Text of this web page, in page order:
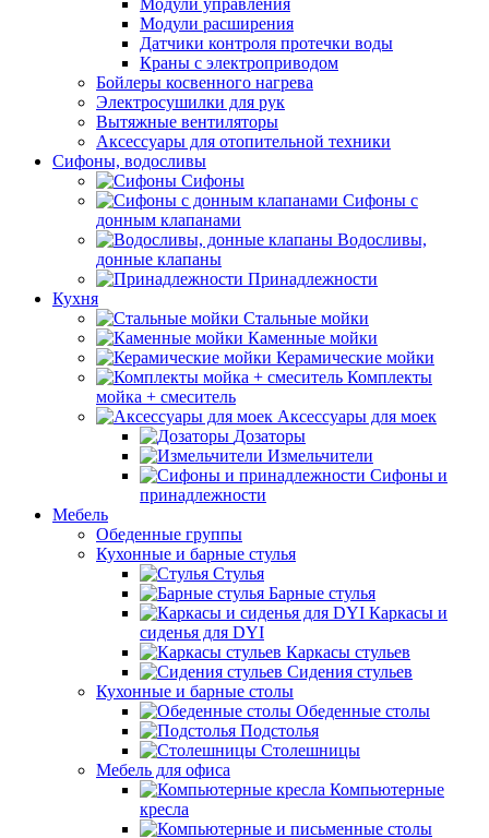
Модули управления
Модули расширения
Датчики контроля протечки воды
Краны с электроприводом
Бойлеры косвенного нагрева
Электросушилки для рук
Вытяжные вентиляторы
Аксессуары для отопительной техники
Сифоны, водосливы
Сифоны
Сифоны с
донным клапанами
Водосливы,
донные клапаны
Принадлежности
Кухня
Стальные мойки
Каменные мойки
Керамические мойки
Комплекты
мойка + смеситель
Аксессуары для моек
Дозаторы
Измельчители
Сифоны и
принадлежности
Мебель
Обеденные группы
Кухонные и барные стулья
Стулья
Барные стулья
Каркасы и
сиденья для DYI
Каркасы стульев
Сидения стульев
Кухонные и барные столы
Обеденные столы
Подстолья
Столешницы
Мебель для офиса
Компьютерные
кресла